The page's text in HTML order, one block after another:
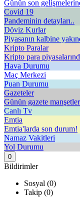
Günün son
Covid 19
Pandeminin detayları..
Döviz Kurlar
Piyasanın kalbine
Kripto Paralar
Kripto para
Hava Durumu
Maç Merkezi
Puan Durumu
Gazeteler
Günün gazete
Canlı Tv
Emtia
Emtia'larda son durum!
Namaz Vakitleri
Yol Durumu
0
Bildirimler
Sosyal (0)
Takip (0)